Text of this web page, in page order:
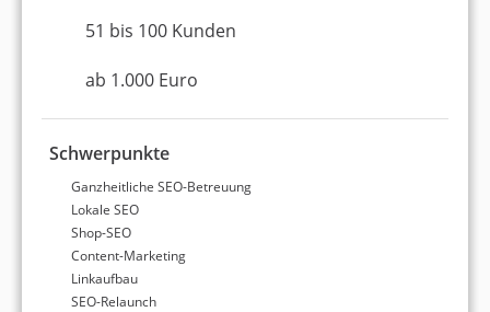
51 bis 100 Kunden
ab 1.000 Euro
Schwerpunkte
Ganzheitliche SEO-Betreuung
Lokale SEO
Shop-SEO
Content-Marketing
Linkaufbau
SEO-Relaunch